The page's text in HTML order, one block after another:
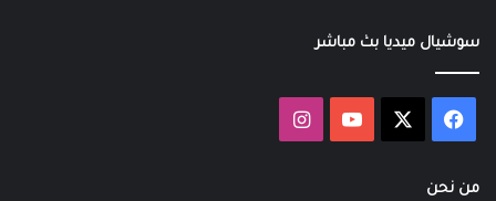
سوشيال ميديا بث مباشر
فيسبوك ‫YouTubeانستقرام
من نحن